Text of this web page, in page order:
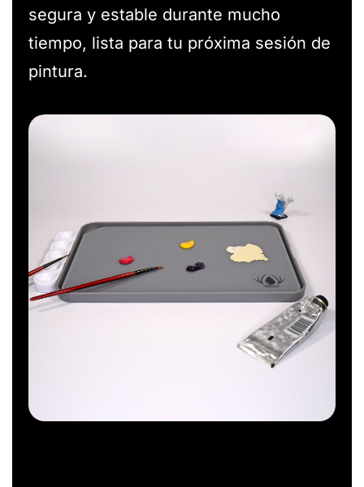
segura y estable durante mucho
tiempo, lista para tu próxima sesión de
pintura.